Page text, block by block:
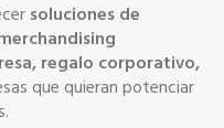
soluciones de
regalo corporativo,
que quieran potenciar